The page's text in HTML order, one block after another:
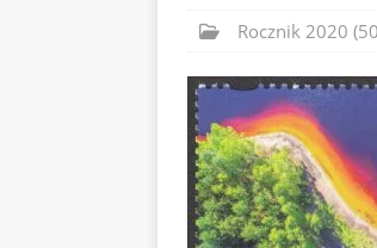
Rocznik 2020